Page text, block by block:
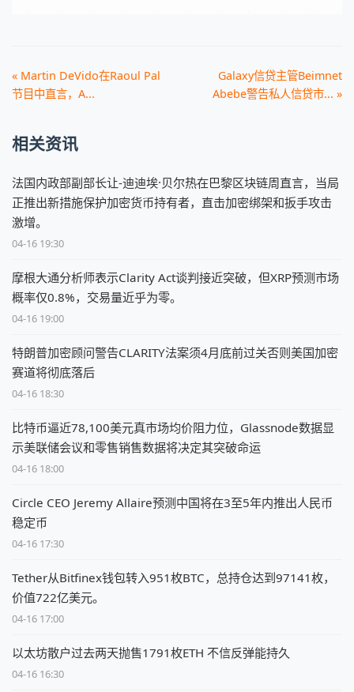
« Martin DeVido在Raoul Pal
节目中直言，A...
Galaxy信贷主管Beimnet
Abebe警告私人信贷市... »
相关资讯
法国内政部副部长让-迪迪埃·贝尔热在巴黎区块链周直言，当局
正推出新措施保护加密货币持有者，直击加密绑架和扳手攻击
激增。
04-16 19:30
摩根大通分析师表示Clarity Act谈判接近突破，但XRP预测市场
概率仅0.8%，交易量近乎为零。
04-16 19:00
特朗普加密顾问警告CLARITY法案须4月底前过关否则美国加密
赛道将彻底落后
04-16 18:30
比特币逼近78,100美元真市场均价阻力位，Glassnode数据显
示美联储会议和零售销售数据将决定其突破命运
04-16 18:00
Circle CEO Jeremy Allaire预测中国将在3至5年内推出人民币
稳定币
04-16 17:30
Tether从Bitfinex钱包转入951枚BTC，总持仓达到97141枚，
价值722亿美元。
04-16 17:00
以太坊散户过去两天抛售1791枚ETH 不信反弹能持久
04-16 16:30